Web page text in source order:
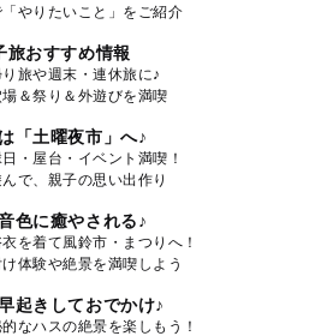
やりたいこと」をご紹介
旅おすすめ情報
旅や週末・連休旅に♪
＆祭り＆外遊びを満喫
「土曜夜市」へ♪
・屋台・イベント満喫！
で、親子の思い出作り
色に癒やされる♪
を着て風鈴市・まつりへ！
体験や絶景を満喫しよう
起きしておでかけ♪
なハスの絶景を楽しもう！